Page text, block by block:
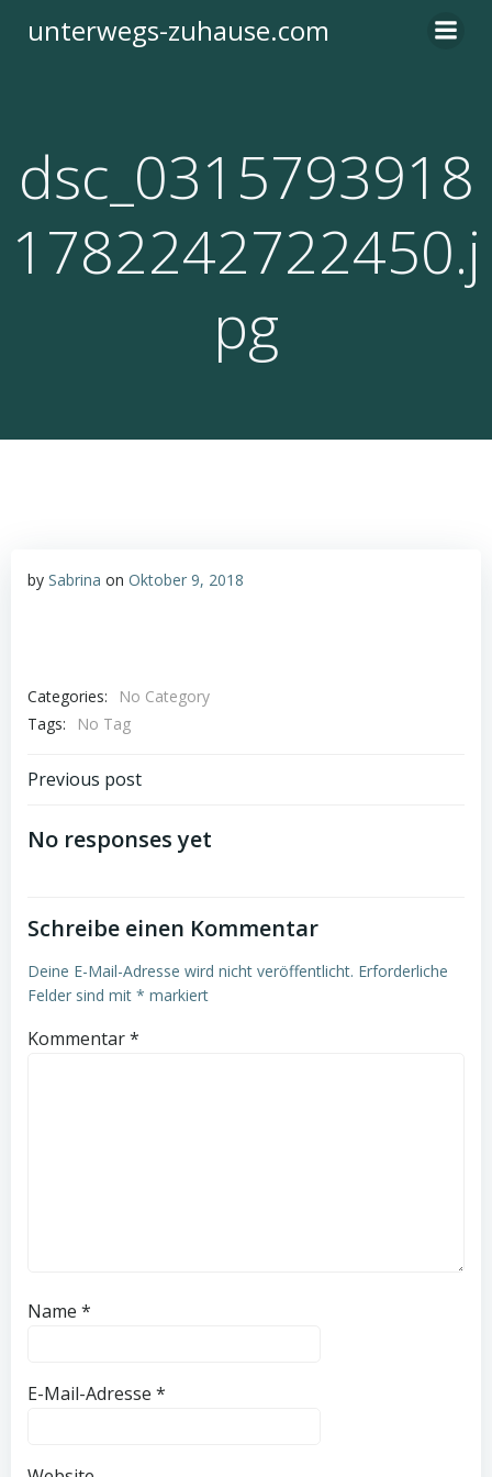
Inhalt
unterwegs-zuhause.com
dsc_0315793918
1782242722450.j
pg
by Sabrina on Oktober 9, 2018
Categories:
No Category
Tags:
No Tag
Post
navigation
Previous post
No responses yet
Schreibe einen Kommentar
Deine E-Mail-Adresse wird nicht veröffentlicht. Erforderliche
Felder sind mit * markiert
Kommentar*
Name *
E-Mail-Adresse *